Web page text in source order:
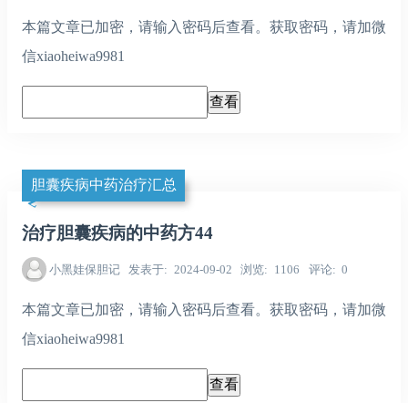
本篇文章已加密，请输入密码后查看。获取密码，请加微
信xiaoheiwa9981
胆囊疾病中药治疗汇总
治疗胆囊疾病的中药方44
小黑娃保胆记 发表于 2024-09-02 浏览 1106 评论 0
本篇文章已加密，请输入密码后查看。获取密码，请加微
信xiaoheiwa9981